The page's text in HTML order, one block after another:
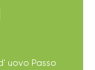
uovo Passo